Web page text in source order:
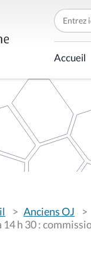
C
h
e
r
c
h
r
p
Accueil
Anciens OJ
14 h 30 :